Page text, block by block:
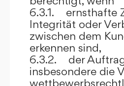
6.3.1. ernsthafte
Integrität oder
zwischen dem
erkennen sind,
6.3.2. der
insbesondere die